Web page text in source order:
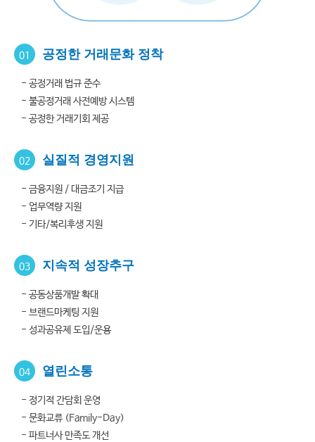
01 공정한 거래문화 정착
- 공정거래 법규 준수
- 불공정거래 사전예방 시스템
- 공정한 거래기회 제공
02 실질적 경영지원
- 금융지원 / 대금조기 지급
- 업무역량 지원
- 기타/복리후생 지원
03 지속적 성장추구
- 공동상품개발 확대
- 브랜드마케팅 지원
- 성과공유제 도입/운용
04 열린소통
- 정기적 간담회 운영
- 문화교류 (Family-Day)
- 파트너사 만족도 개선